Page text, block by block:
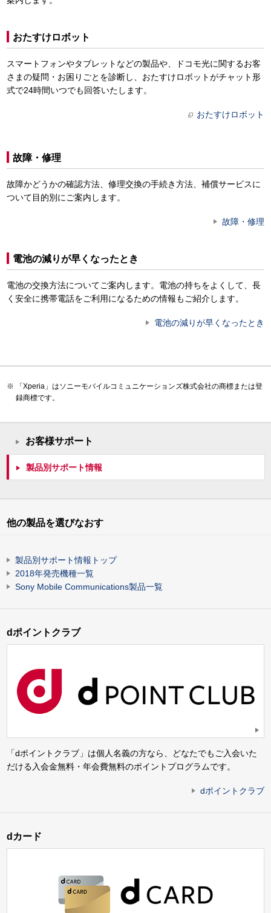
おたすけロボット
スマートフォンやタブレットなどの製品や、ドコモ光に関するお客
さまの疑問・お困りごとを診断し、おたすけロボットがチャット形
式で24時間いつでも回答いたします。
おたすけロボット
故障・修理
故障かどうかの確認方法、修理交換の手続き方法、補償サービスに
ついて目的別にご案内します。
故障・修理
電池の減りが早くなったとき
電池の交換方法についてご案内します。電池の持ちをよくして、長
く安全に携帯電話をご利用になるための情報もご紹介します。
電池の減りが早くなったとき
「Xperia」はソニーモバイルコミュニケーションズ株式会社の商標または登
録商標です。
お客様サポート
製品別サポート情報
他の製品を選びなおす
製品別サポート情報トップ
2018年発売機種一覧
Sony Mobile Communications製品一覧
dポイントクラブ
「dポイントクラブ」は個人名義の方なら、どなたでもご入会いた
だける入会金無料・年会費無料のポイントプログラムです。
dポイントクラブ
dカード